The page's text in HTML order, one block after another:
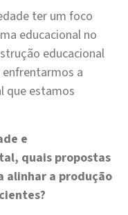
ter um foco
educacional no
educacional
a
que estamos
e
quais propostas
alinhar a produção